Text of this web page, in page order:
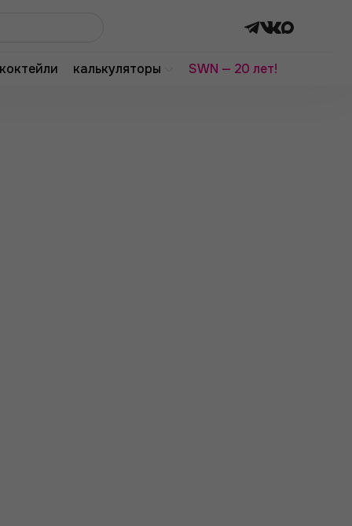
коктейли калькуляторы SWN — 20 лет!